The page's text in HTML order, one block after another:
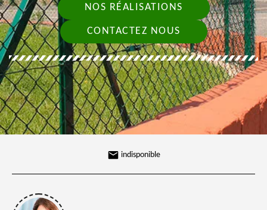
NOS RÉALISATIONS
CONTACTEZ NOUS
indisponible